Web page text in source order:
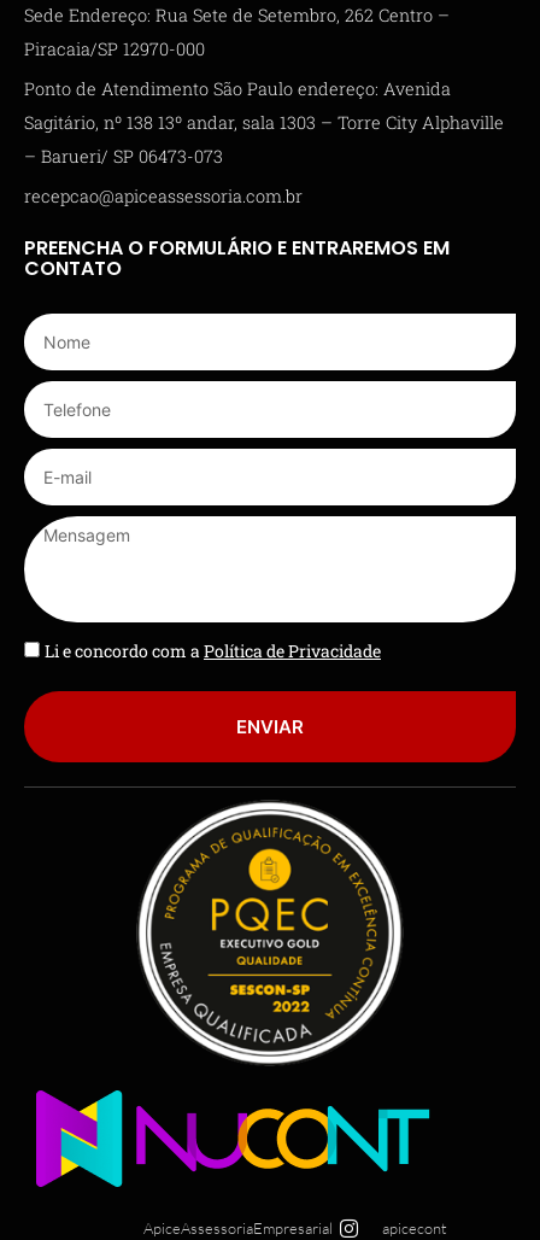
Sede Endereço: Rua Sete de Setembro, 262 Centro –
Piracaia/SP 12970-000
Ponto de Atendimento São Paulo endereço: Avenida
Sagitário, nº 138 13º andar, sala 1303 – Torre City Alphaville
– Barueri/ SP 06473-073
recepcao@apiceassessoria.com.br
PREENCHA O FORMULÁRIO E ENTRAREMOS EM
CONTATO
Li e concordo com aPolítica de Privacidade
ENVIAR
ApiceAssessoriaEmpresarial apicecont